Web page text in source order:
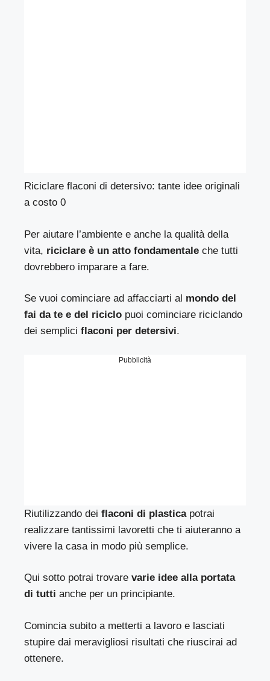
Riciclare flaconi di detersivo: tante idee originali
a costo 0
Per aiutare l’ambiente e anche la qualità della
vita, riciclare è un atto fondamentale che tutti
dovrebbero imparare a fare.
Se vuoi cominciare ad affacciarti al mondo del
fai da te e del riciclo puoi cominciare riciclando
dei sempliciflaconi per detersivi.
Pubblicità
Riutilizzando deiflaconi di plasticapotrai
realizzare tantissimi lavoretti che ti aiuteranno a
vivere la casa in modo più semplice.
Qui sotto potrai trovare varie idee alla portata
di tutti anche per un principiante.
Comincia subito a metterti a lavoro e lasciati
stupire dai meravigliosi risultati che riuscirai ad
ottenere.